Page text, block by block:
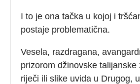
I to je ona tačka u kojoj i
postaje problematična.
Vesela, razdragana,
prizorom džinovske talijanske
riječi ili slike uvida u Drugog,